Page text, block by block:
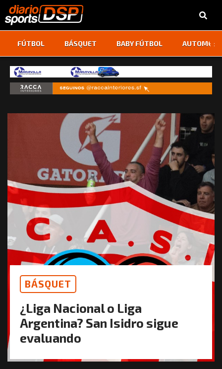
FÚTBOL BÁSQUET BABY FÚTBOL ‹ ›
BÁSQUET
¿Liga Nacional o Liga
Argentina? San Isidro sigue
evaluando